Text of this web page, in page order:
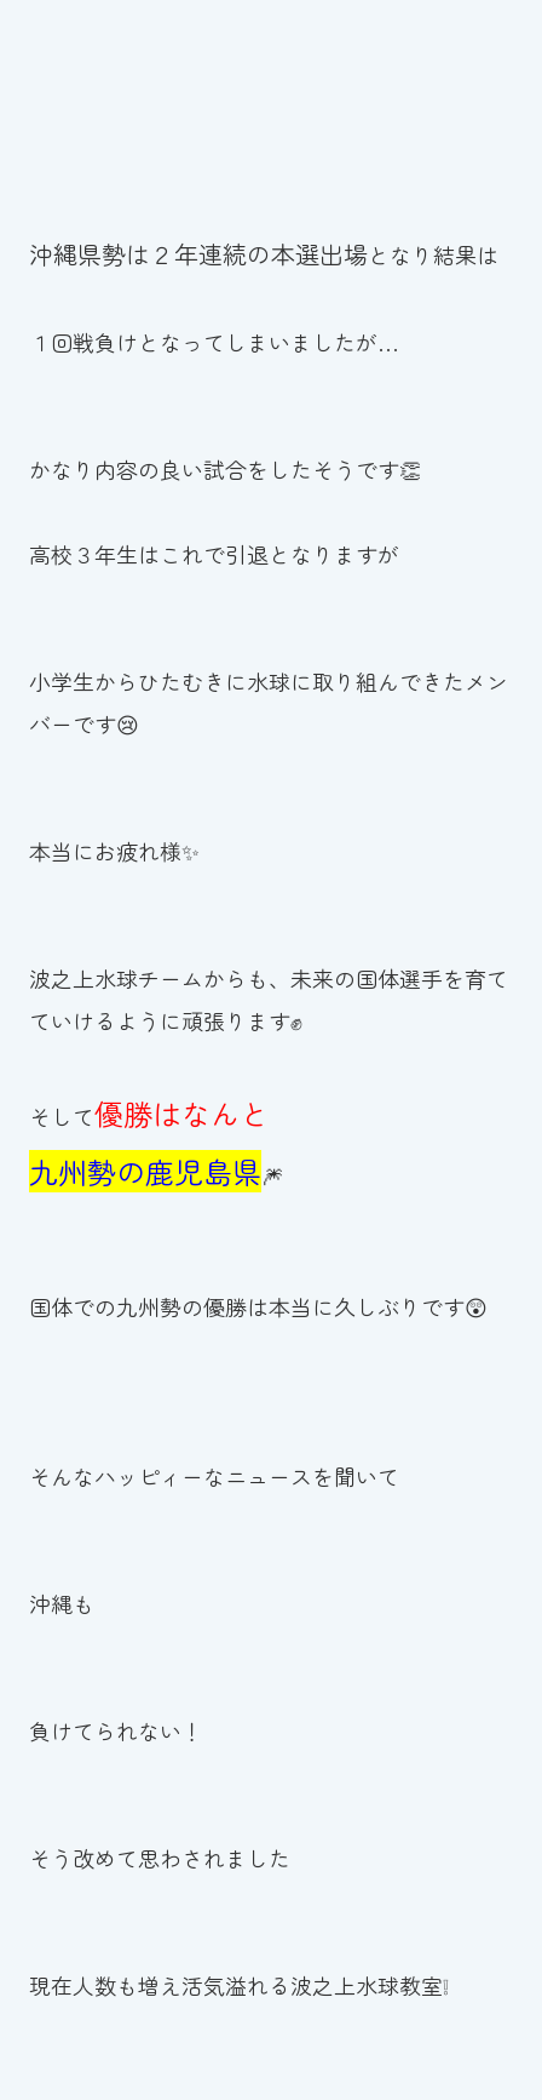
沖縄県勢は２年連続の本選出場となり結果は
１回戦負けとなってしまいましたが…
かなり内容の良い試合をしたそうです👏
高校３年生はこれで引退となりますが
小学生からひたむきに水球に取り組んできたメン
バーです😢
本当にお疲れ様✨
波之上水球チームからも、未来の国体選手を育て
ていけるように頑張ります✊
そして優勝はなんと
九州勢の鹿児島県🎆
国体での九州勢の優勝は本当に久しぶりです😲
そんなハッピィーなニュースを聞いて
沖縄も
負けてられない！
そう改めて思わされました
現在人数も増え活気溢れる波之上水球教室❕